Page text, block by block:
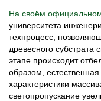
На своём
университета
техпроцесс,
древесного
этапе происходит
образом,
характеристики
светопропускание